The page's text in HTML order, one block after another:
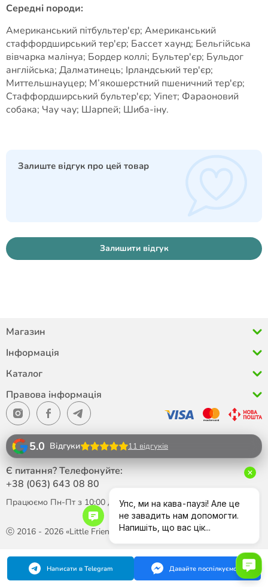
Середні породи:
Американський пітбультер'єр; Американський
стаффордширський тер'єр; Бассет хаунд; Бельгійська
вівчарка малінуа; Бордер коллі; Бультер'єр; Бульдог
англійська; Далматинець; Ірландський тер'єр;
Миттельшнауцер; М’якошерстний пшеничний тер'єр;
Стаффордширський бультер'єр; Уіпет; Фараоновий
собака; Чау чау; Шарпей; Шиба-іну.
Залиште відгук про цей товар
Залишити відгук
Магазин
Інформація
Каталог
Правова інформація
ⓒ 2016 - 2026 «Little Friend»
5.0 Відгуки 11 відгуків
Є питання? Телефонуйте:
+38 (063) 643 08 80
Працюємо Пн-Пт з 10:00 до 18:00
Написати в Telegram Давайте поспілкуємося